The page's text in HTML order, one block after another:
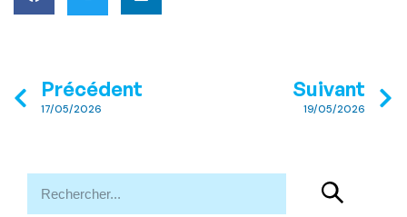
Précédent
17/05/2026
Suivant
19/05/2026